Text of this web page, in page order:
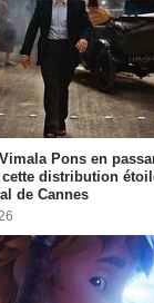
Pons en
distribution
de Cannes